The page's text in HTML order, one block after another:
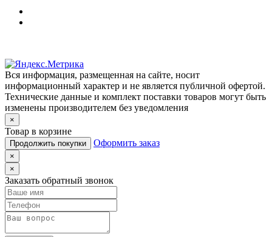
Вся информация, размещенная на сайте, носит
информационный характер и не является публичной офертой.
Технические данные и комплект поставки товаров могут быть
изменены производителем без уведомления
×
Товар в корзине
Продолжить покупки Оформить заказ
×
×
Заказать обратный звонок